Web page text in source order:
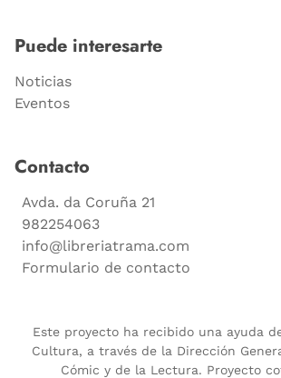
Puede interesarte
Noticias
Eventos
Contacto
Avda. da Coruña 21
982254063
info@libreriatrama.com
Formulario de contacto
Este proyecto ha recibido una ayuda
Cultura, a través de la Dirección
Cómic y de la Lectura. Proyecto